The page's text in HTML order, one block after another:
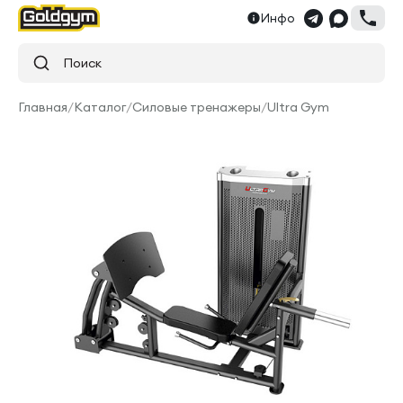
Инфо
Поиск
Главная/Каталог/Силовые тренажеры/Ultra Gym